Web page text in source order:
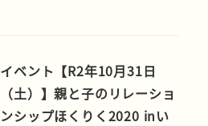
イベント【R2年10月31日
（土）】親と子のリレーショ
ンシップほくりく2020 inい